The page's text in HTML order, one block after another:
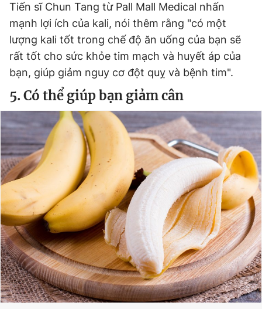
Tiến sĩ Chun Tang từ Pall Mall Medical nhấn
mạnh lợi ích của kali, nói thêm rằng "có một
lượng kali tốt trong chế độ ăn uống của bạn sẽ
rất tốt cho sức khỏe tim mạch và huyết áp của
bạn, giúp giảm nguy cơ đột quỵ và bệnh tim".
5. Có thể giúp bạn giảm cân